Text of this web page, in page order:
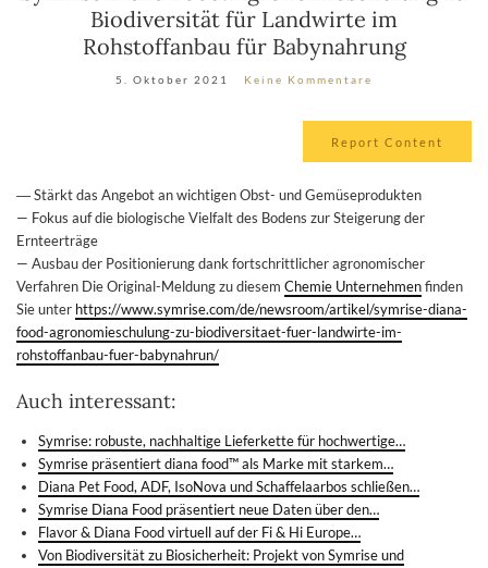
Biodiversität für Landwirte im
Rohstoffanbau für Babynahrung
5. Oktober 2021 Keine Kommentare
Report Content
― Stärkt das Angebot an wichtigen Obst- und Gemüseprodukten
— Fokus auf die biologische Vielfalt des Bodens zur Steigerung der
Ernteerträge
— Ausbau der Positionierung dank fortschrittlicher agronomischer
Verfahren Die Original-Meldung zu diesem Chemie Unternehmenfinden
Sie unter https://www.symrise.com/de/newsroom/artikel/symrise-diana-
food-agronomieschulung-zu-biodiversitaet-fuer-landwirte-im-
rohstoffanbau-fuer-babynahrun/
Auch interessant:
Symrise: robuste, nachhaltige Lieferkette für hochwertige…
Symrise präsentiert diana food™ als Marke mit starkem…
Diana Pet Food, ADF, IsoNova und Schaffelaarbos schließen…
Symrise Diana Food präsentiert neue Daten über den…
Flavor & Diana Food virtuell auf der Fi & Hi Europe…
Von Biodiversität zu Biosicherheit: Projekt von Symrise und